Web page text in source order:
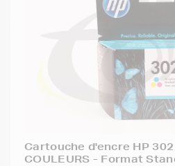
Cartouche d'encre HP
COULEURS - Format